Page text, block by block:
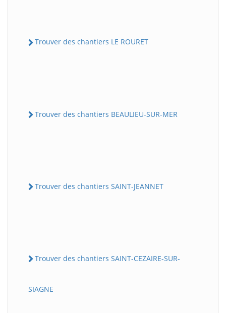
Trouver des chantiers LE ROURET
Trouver des chantiers BEAULIEU-SUR-MER
Trouver des chantiers SAINT-JEANNET
Trouver des chantiers SAINT-CEZAIRE-SUR-
SIAGNE